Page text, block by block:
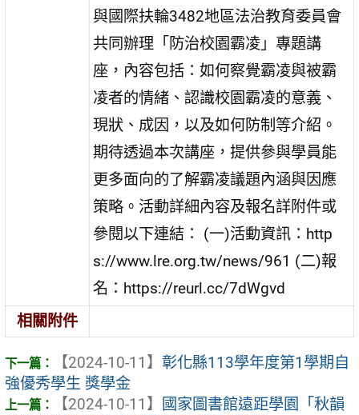
與國際扶輪3482地區法治教育委員會
共同辦理「防治校園霸凌」專題講
座，內容包括：如何察覺霸凌與被霸
凌者的情緒、認識校園霸凌的意義、
現狀、成因，以及如何防制等介紹。
期待透過本次講座，提供參與學員能
更多面向的了解霸凌議題內涵與因應
策略。活動詳細內容及報名詳附件或
參閱以下連結： (一)活動資訊：http
s://www.lre.org.tw/news/961 (二)報
名：https://reurl.cc/7dWgvd
相關附件
【2024-10-11】 彰化縣113學年度第1學期自
強優秀學生 獎學金
【2024-10-11】
國家圖書館遠距學園「秋韻